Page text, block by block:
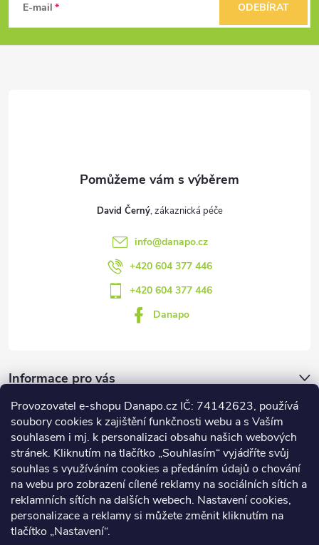
Provozovatel e-shopu Danapo.cz IČ: 74142623, používá
soubory cookies k zajištění funkčnosti webu a s Vaším
souhlasem i mj. k personalizaci obsahu našich webových
stránek. Kliknutím na tlačítko „Souhlasím“ vyjádříte svůj
souhlas s využíváním cookies a předáním údajů o chování
na webu pro zobrazení cílené reklamy na sociálních sítích a
reklamních sítích na dalších webech. Nastavení cookies,
personalizace a reklamy si můžete změnit kliknutím na
tlačítko „Nastavení“.
p
E-mail ODEBÍRAT
David Černý
info@danapo.cz
+420 604 377 446
+420 604 377 446
Danapo
Informace pro vás
Dotazník
Co upřednosťnujete?
Počet hlasů:437
Facebook